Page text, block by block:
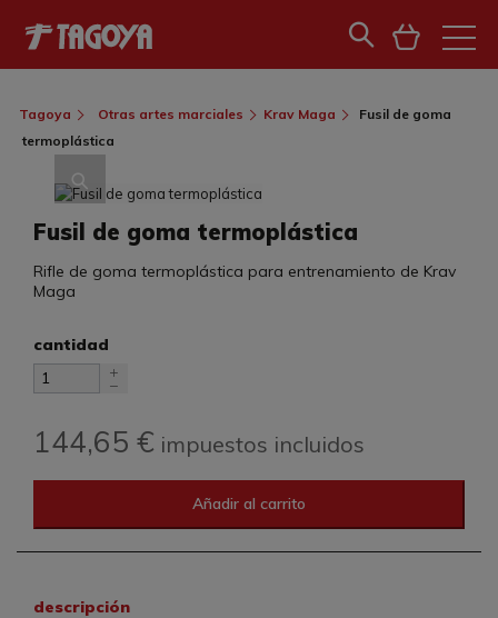
Tagoya Otras artes marciales Krav Maga
Fusil de goma
termoplástica
Fusil de goma termoplástica
Rifle de goma termoplástica para entrenamiento de Krav
Maga
cantidad
144,65 € impuestos incluidos
Añadir al carrito
descripción